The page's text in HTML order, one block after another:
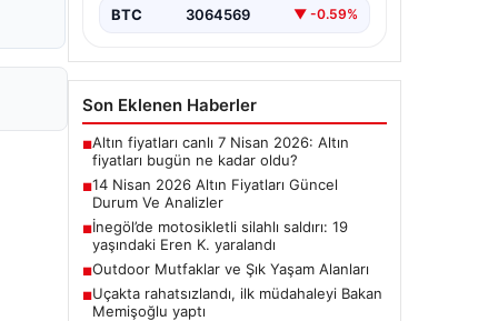
BTC 3064569 ▼ -0.59%
Son Eklenen Haberler
■Altın fiyatları canlı 7 Nisan 2026: Altın
fiyatları bugün ne kadar oldu?
■14 Nisan 2026 Altın Fiyatları Güncel
Durum Ve Analizler
■İnegöl’de motosikletli silahlı saldırı: 19
yaşındaki Eren K. yaralandı
■Outdoor Mutfaklar ve Şık Yaşam Alanları
■Uçakta rahatsızlandı, ilk müdahaleyi Bakan
Memişoğlu yaptı